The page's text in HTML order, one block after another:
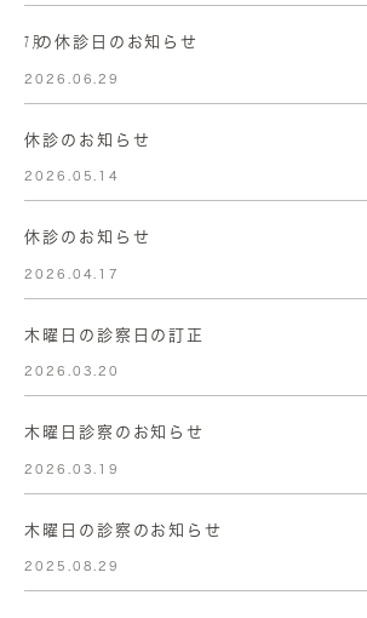
㋆の休診日のお知らせ
2026.06.29
休診のお知らせ
2026.05.14
休診のお知らせ
2026.04.17
木曜日の診察日の訂正
2026.03.20
木曜日診察のお知らせ
2026.03.19
木曜日の診察のお知らせ
2025.08.29